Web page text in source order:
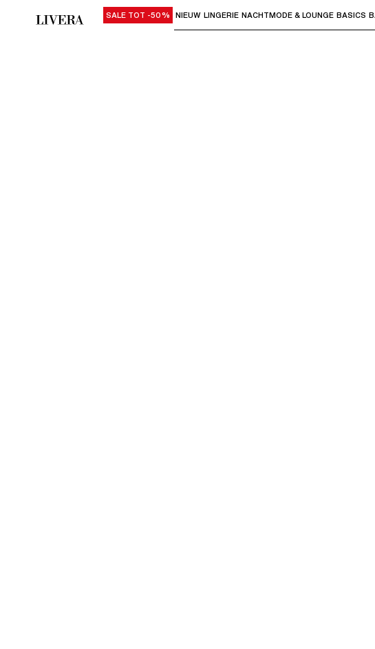
Gebruik "Pijl omlaag" of "Enter" om submenu's te
SALE TOT -50% NIEUW LINGERIE NACHTMODE & LOUNGE BASICS